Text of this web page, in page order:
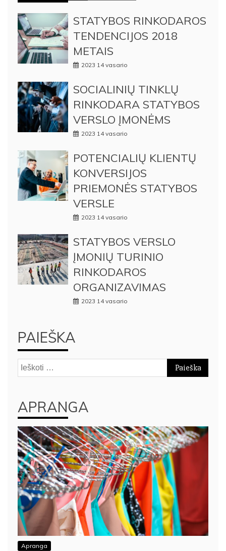
STATYBOS RINKODAROS
TENDENCIJOS 2018
METAIS
2023 14 vasario
SOCIALINIŲ TINKLŲ
RINKODARA STATYBOS
VERSLO ĮMONĖMS
2023 14 vasario
POTENCIALIŲ KLIENTŲ
KONVERSIJOS
PRIEMONĖS STATYBOS
VERSLE
2023 14 vasario
STATYBOS VERSLO
ĮMONIŲ TURINIO
RINKODAROS
ORGANIZAVIMAS
2023 14 vasario
PAIEŠKA
Ieškoti:
APRANGA
Apranga